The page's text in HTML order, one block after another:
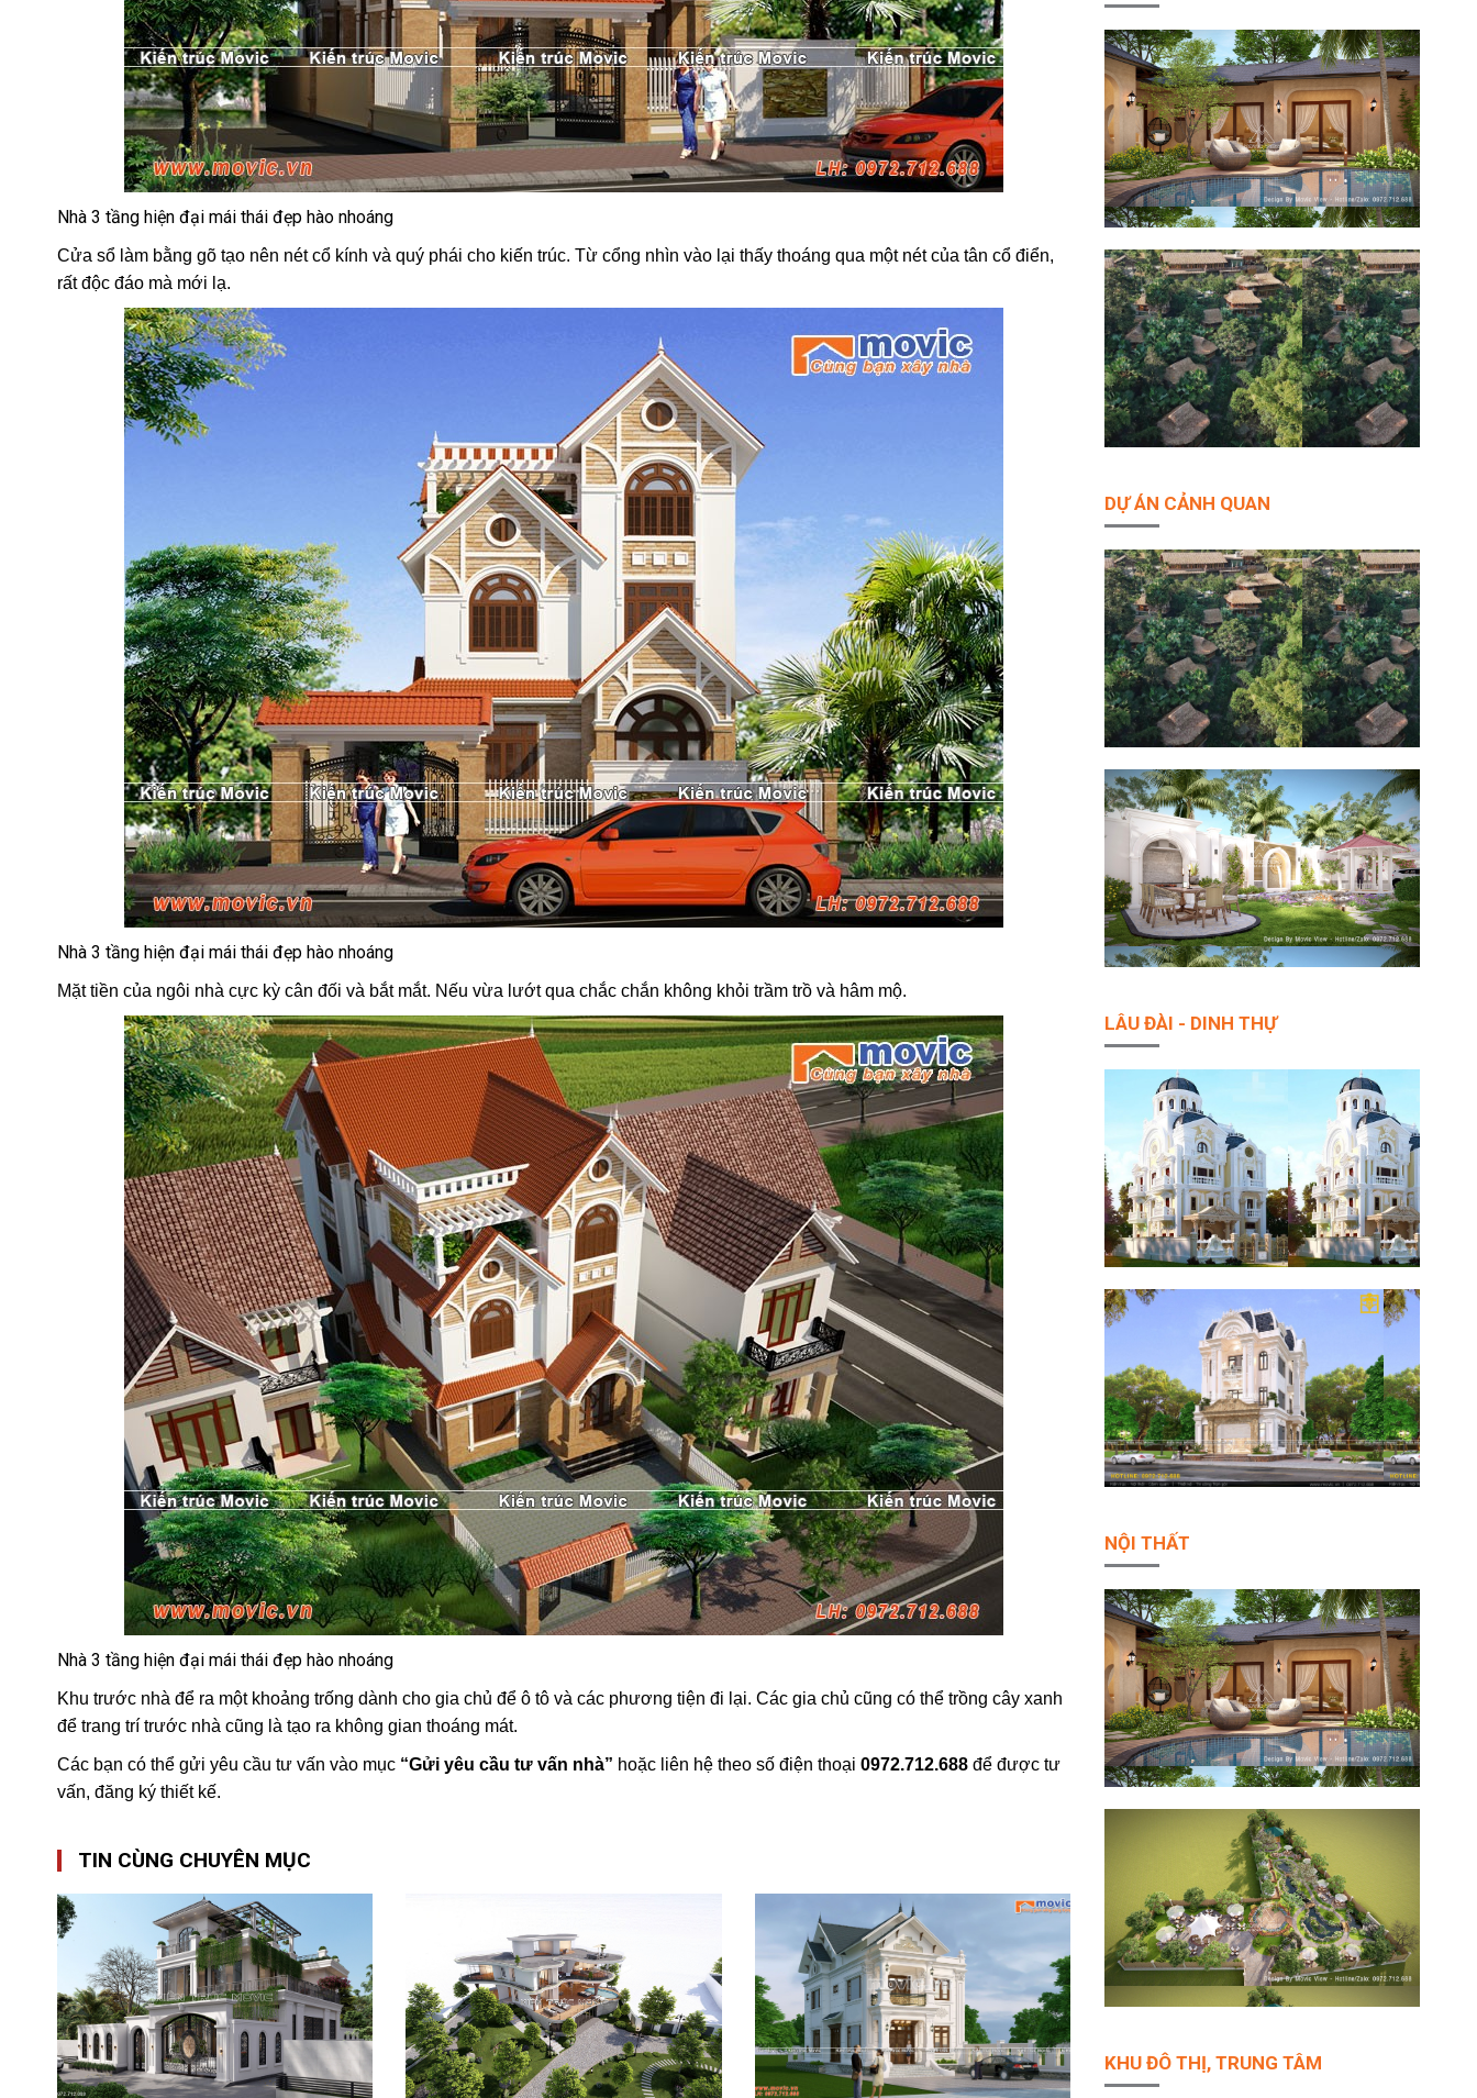
Nhà 3 tầng hiện đại mái thái đẹp hào nhoáng
Cửa sổ làm bằng gõ tạo nên nét cổ kính và quý phái cho kiến trúc. Từ cổng nhìn vào lại thấy thoáng qua một nét của tân cổ điển,
rất độc đáo mà mới lạ.
Nhà 3 tầng hiện đại mái thái đẹp hào nhoáng
Mặt tiền của ngôi nhà cực kỳ cân đối và bắt mắt. Nếu vừa lướt qua chắc chắn không khỏi trầm trồ và hâm mộ.
Nhà 3 tầng hiện đại mái thái đẹp hào nhoáng
Khu trước nhà để ra một khoảng trống dành cho gia chủ để ô tô và các phương tiện đi lại. Các gia chủ cũng có thể trồng cây xanh
để trang trí trước nhà cũng là tạo ra không gian thoáng mát.
Các bạn có thể gửi yêu cầu tư vấn vào mục “Gửi yêu cầu tư vấn nhà” hoặc liên hệ theo số điện thoại 0972.712.688 để được tư
vấn, đăng ký thiết kế.
TIN CÙNG CHUYÊN MỤC
DỰ ÁN CẢNH QUAN
LÂU ĐÀI - DINH THỰ
NỘI THẤT
KHU ĐÔ THỊ, TRUNG TÂM